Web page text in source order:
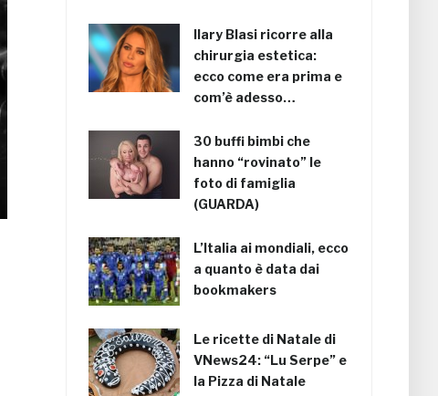
Ilary Blasi ricorre alla
chirurgia estetica:
ecco come era prima e
com’è adesso…
30 buffi bimbi che
hanno “rovinato” le
foto di famiglia
(GUARDA)
L’Italia ai mondiali, ecco
a quanto è data dai
bookmakers
Le ricette di Natale di
VNews24: “Lu Serpe” e
la Pizza di Natale